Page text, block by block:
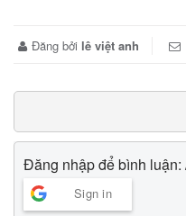
Đăng bởi lê việt anh
Đăng nhập để bình luận:
Sign in